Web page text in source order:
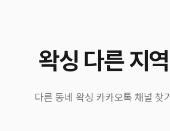
왁싱 다른 지역
다른 동네 왁싱 카카오톡 채널 찾기